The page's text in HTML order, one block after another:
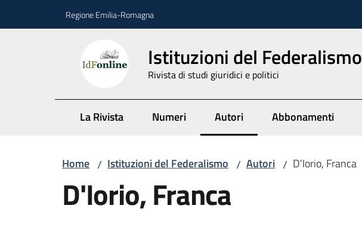
Regione Emilia-Romagna
Istituzioni del Federalismo
Rivista di studi giuridici e politici
La Rivista Numeri Autori
Menu selezionatoAbbonamenti
Home / Istituzioni del Federalismo / Autori / D'Iorio, Franca
D'Iorio, Franca